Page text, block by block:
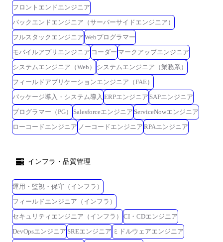
フロントエンドエンジニア
バックエンドエンジニア（サーバーサイドエンジニア）
フルスタックエンジニア Webプログラマー
モバイルアプリエンジニア コーダー マークアップエンジニア
システムエンジニア（Web）
システムエンジニア（業務系）
フィールドアプリケーションエンジニア（FAE）
パッケージ導入・システム導入 ERPエンジニア SAPエンジニア
プログラマー（PG）
Salesforceエンジニア ServiceNowエンジニア
ローコードエンジニア ノーコードエンジニア RPAエンジニア
インフラ・品質管理
運用・監視・保守（インフラ）
フィールドエンジニア（インフラ）
セキュリティエンジニア（インフラ）
CI・CDエンジニア
DevOpsエンジニア SREエンジニア ミドルウェアエンジニア